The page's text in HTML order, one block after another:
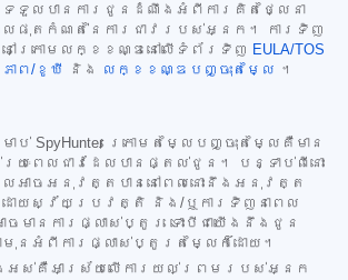
ទួលបានការជូនដំណឹងអំពីការគិតថ្លៃនា
លផុតកំណត់នៃការជាវរបស់អ្នក។ ការទិញ
នៅក្រោមលក្ខខណ្ឌនៅលើទំព័រទិញ EULA/TOS
ាព/ខូឃី
និង លក្ខខណ្ឌបញ្ចុះតម្លៃ ។
ប់ SpyHunter ក្រោមតម្លៃបញ្ចុះតម្លៃគឺមាន
ៈពេលជាវដែលបានផ្តល់ជូន។ បន្ទាប់ពីនោះ
លអាចអនុវត្តបាននៅពេលនោះនឹងអនុវត្ត
ោយស្វ័យប្រវត្តិ និង/ឬការទិញនាពេល
មានការផ្លាស់ប្តូរ ទោះបីជាយើងនឹងជូន
នអំពីការផ្លាស់ប្តូរតម្លៃក៏ដោយ។
ទាំងអស់គឺអាស្រ័យលើការយល់ព្រមរបស់អ្នក